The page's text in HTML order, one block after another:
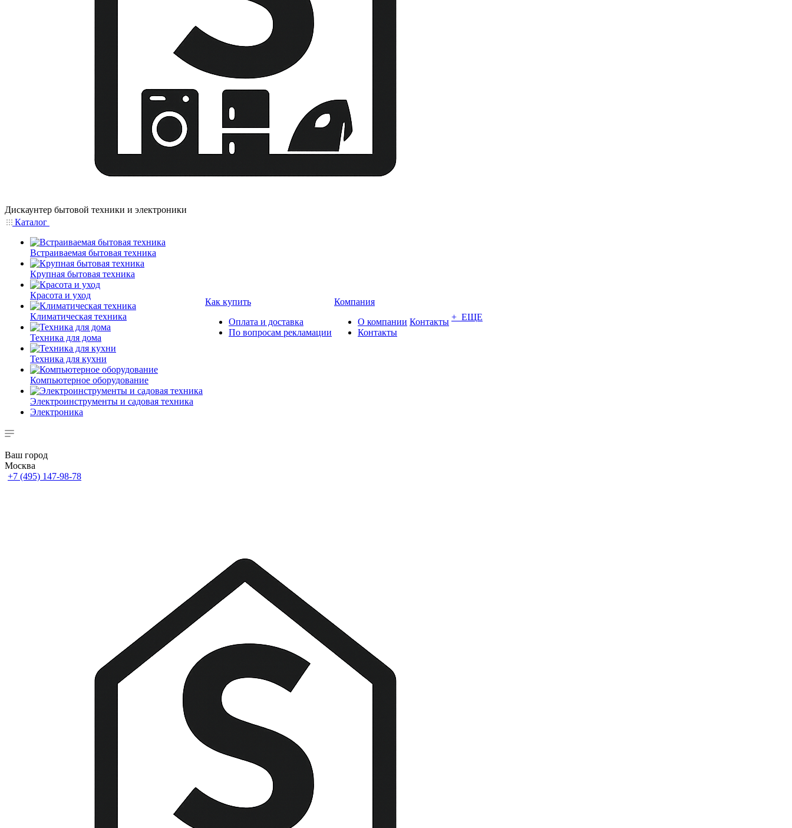
Дискаунтер бытовой техники и электроники
Каталог
Встраиваемая бытовая техника
Крупная бытовая техника
Красота и уход
Климатическая техника
Техника для дома
Техника для кухни
Компьютерное оборудование
Электроинструменты и садовая техника
Электроника
Как купить
Оплата и доставка
По вопросам рекламации
Компания
О компании
Контакты
Контакты + ЕЩЕ
Ваш город
Москва
+7 (495) 147-98-78